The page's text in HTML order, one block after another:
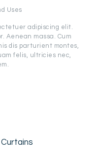
adipiscing elit.
Aenean massa. Cum
dis parturient montes,
felis, ultricies nec,